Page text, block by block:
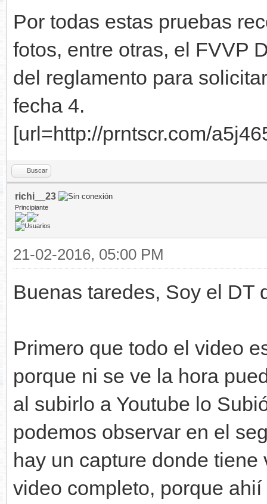
Por todas estas pruebas
fotos, entre otras, el FVVP
del reglamento para
fecha 4.
[url=http://prntscr.com/
Buscar
richi__23
Principiante
21-02-2016, 05:00 PM
Buenas taredes, Soy el
Primero que todo el video
porque ni se ve la hora
al subirlo a Youtube lo
podemos observar en el
hay un capture donde
video completo, porque